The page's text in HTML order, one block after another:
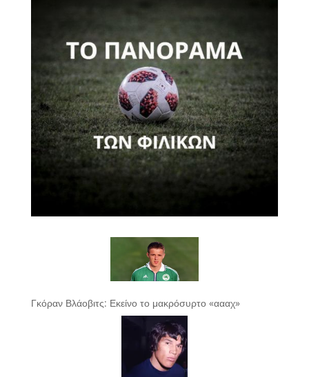
Γκόραν Βλάοβιτς: Εκείνο το μακρόσυρτο «αααχ»